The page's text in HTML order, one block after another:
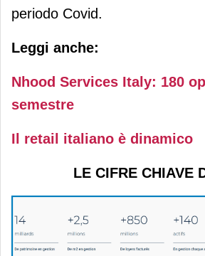
periodo Covid.
Leggi anche:
Nhood Services Italy: 180
semestre
Il retail italiano è dinamico
LE CIFRE CHIAVE